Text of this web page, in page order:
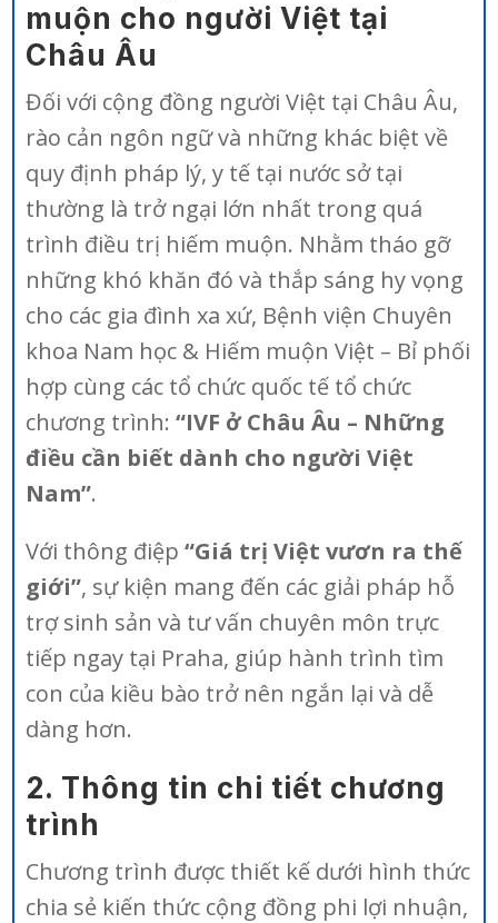
muộn cho người Việt tại
Châu Âu
Đối với cộng đồng người Việt tại Châu Âu,
rào cản ngôn ngữ và những khác biệt về
quy định pháp lý, y tế tại nước sở tại
thường là trở ngại lớn nhất trong quá
trình điều trị hiếm muộn. Nhằm tháo gỡ
những khó khăn đó và thắp sáng hy vọng
cho các gia đình xa xứ, Bệnh viện Chuyên
khoa Nam học & Hiếm muộn Việt – Bỉ phối
hợp cùng các tổ chức quốc tế tổ chức
chương trình:“IVF ở Châu Âu – Những
điều cần biết dành cho người Việt
Nam”.
Với thông điệp“Giá trị Việt vươn ra thế
giới”, sự kiện mang đến các giải pháp hỗ
trợ sinh sản và tư vấn chuyên môn trực
tiếp ngay tại Praha, giúp hành trình tìm
con của kiều bào trở nên ngắn lại và dễ
dàng hơn.
2. Thông tin chi tiết chương
trình
Chương trình được thiết kế dưới hình thức
chia sẻ kiến thức cộng đồng phi lợi nhuận,